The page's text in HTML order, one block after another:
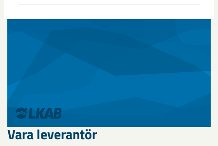
underjordsgruvorna i Kiruna och Malmberget.
Vara leverantör